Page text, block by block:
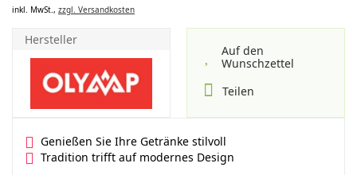
inkl. MwSt., zzgl. Versandkosten
Hersteller
Auf den
Wunschzettel
Teilen
Genießen Sie Ihre Getränke stilvoll
Tradition trifft auf modernes Design